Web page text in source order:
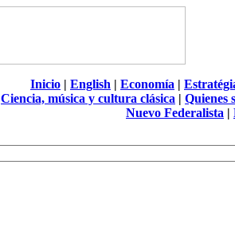
Inicio | English | Economía |
Ciencia, música y cultura clásica | Quienes
Nuevo Federalista |